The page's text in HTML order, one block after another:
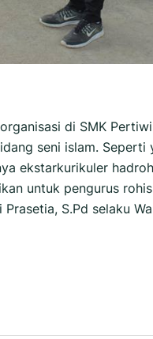
di SMK
seni islam.
ekstarkurikuler
untuk pengurus
S.Pd selaku